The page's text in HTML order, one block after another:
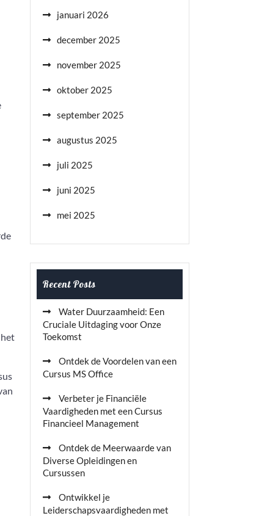
januari 2026
december 2025
november 2025
oktober 2025
september 2025
augustus 2025
juli 2025
juni 2025
mei 2025
Recent Posts
Water Duurzaamheid: Een
Cruciale Uitdaging voor Onze
Toekomst
Ontdek de Voordelen van een
Cursus MS Office
Verbeter je Financiële
Vaardigheden met een Cursus
Financieel Management
Ontdek de Meerwaarde van
Diverse Opleidingen en
Cursussen
Ontwikkel je
Leiderschapsvaardigheden met